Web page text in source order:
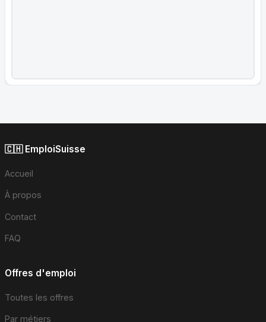
🇨🇭 EmploiSuisse
Accueil
À propos
Contact
FAQ
Offres d'emploi
Toutes les offres
Par métiers